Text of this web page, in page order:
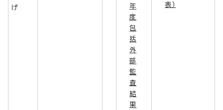
げ
年
度
包
括
外
部
監
査
結
果
表）